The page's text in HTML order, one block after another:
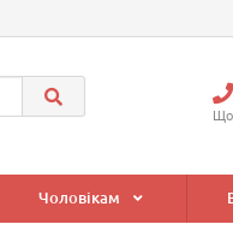
Чоловікам